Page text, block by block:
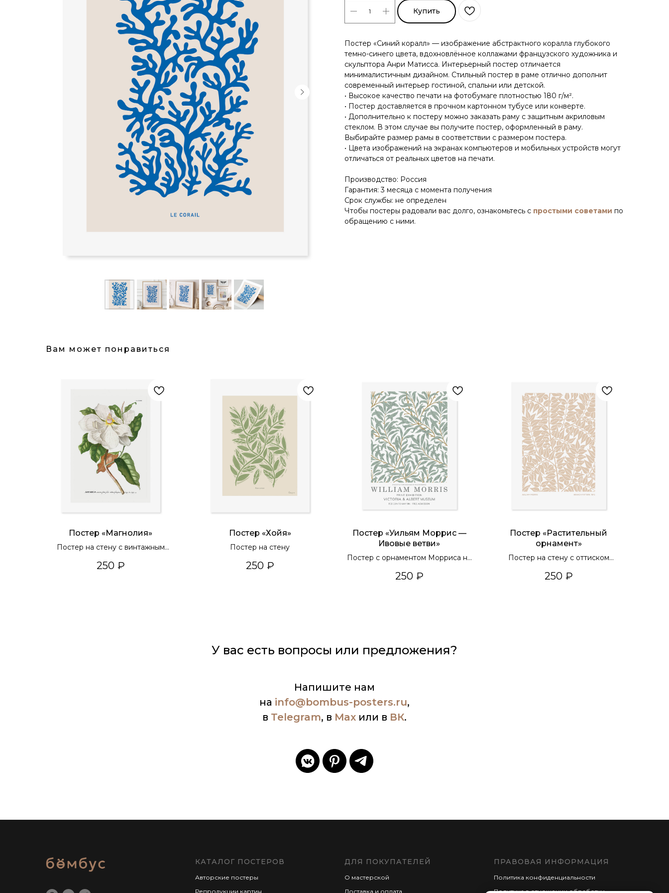
Купить
Постер «Синий коралл» — изображение абстрактного коралла глубокого
темно-синего цвета, вдохновлённое коллажами французского художника и
скульптора Анри Матисса. Интерьерный постер отличается
минималистичным дизайном. Стильный постер в раме отлично дополнит
современный интерьер гостиной, спальни или детской.
• Высокое качество печати на фотобумаге плотностью 180 г/м².
• Постер доставляется в прочном картонном тубусе или конверте.
• Дополнительно к постеру можно заказать раму с защитным акриловым
стеклом. В этом случае вы получите постер, оформленный в раму.
Выбирайте размер рамы в соответствии с размером постера.
• Цвета изображений на экранах компьютеров и мобильных устройств могут
отличаться от реальных цветов на печати.
Производство: Россия
Гарантия: 3 месяца с момента получения
Срок службы: не определен
Чтобы постеры радовали вас долго, ознакомьтесь с простыми советами по
обращению с ними.
Вам может понравиться
Постер «Магнолия»
Постер на стену с винтажным
250 ₽
Постер «Хойя»
Постер на стену
250 ₽
Постер «Уильям Моррис —
Ивовые ветви»
Постер с орнаментом Морриса на
250 ₽
Постер «Растительный
орнамент»
Постер на стену с оттиском
250 ₽
У вас есть вопросы или предложения?
Напишите нам
на info@bombus-posters.ru,
в Telegram, в Max или в ВК.
КАТАЛОГ ПОСТЕРОВ
Авторские постеры
Репродукции картин
ДЛЯ ПОКУПАТЕЛЕЙ
О мастерской
Доставка и оплата
ПРАВОВАЯ ИНФОРМАЦИЯ
Политика конфиденциальности
Политика в отношении обработки